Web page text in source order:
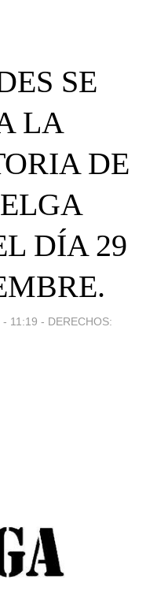
SE
LA
DE
DÍA 29
- 11:19 - DERECHOS: